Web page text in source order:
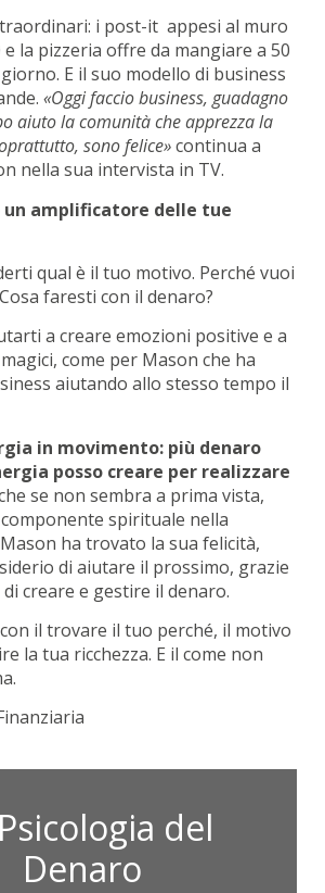
i post-it appesi al muro
la pizzeria offre da mangiare a 50
E il suo modello di business
«Oggi faccio business, guadagno
aiuto la comunità che apprezza la
sono felice»continua a
nella sua intervista in TV.
un amplificatore delle tue
qual è il tuo motivo. Perché vuoi
faresti con il denaro?
a creare emozioni positive e a
come per Mason che ha
aiutando allo stesso tempo il
in movimento: più denaro
posso creare per realizzare
se non sembra a prima vista,
spirituale nella
Mason ha trovato la sua felicità,
di aiutare il prossimo, grazie
creare e gestire il denaro.
il trovare il tuo perché, il motivo
la tua ricchezza. E il come non
del
Denaro